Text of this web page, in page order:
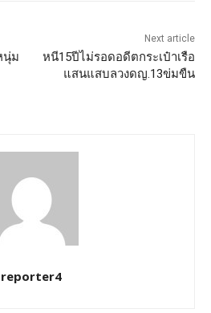
นุ่ม
Next article
หนี15ปีไม่รอดอดีตกระเป๋าเรือ
แสนแสบลวงดญ.13ข่มขืน
reporter4